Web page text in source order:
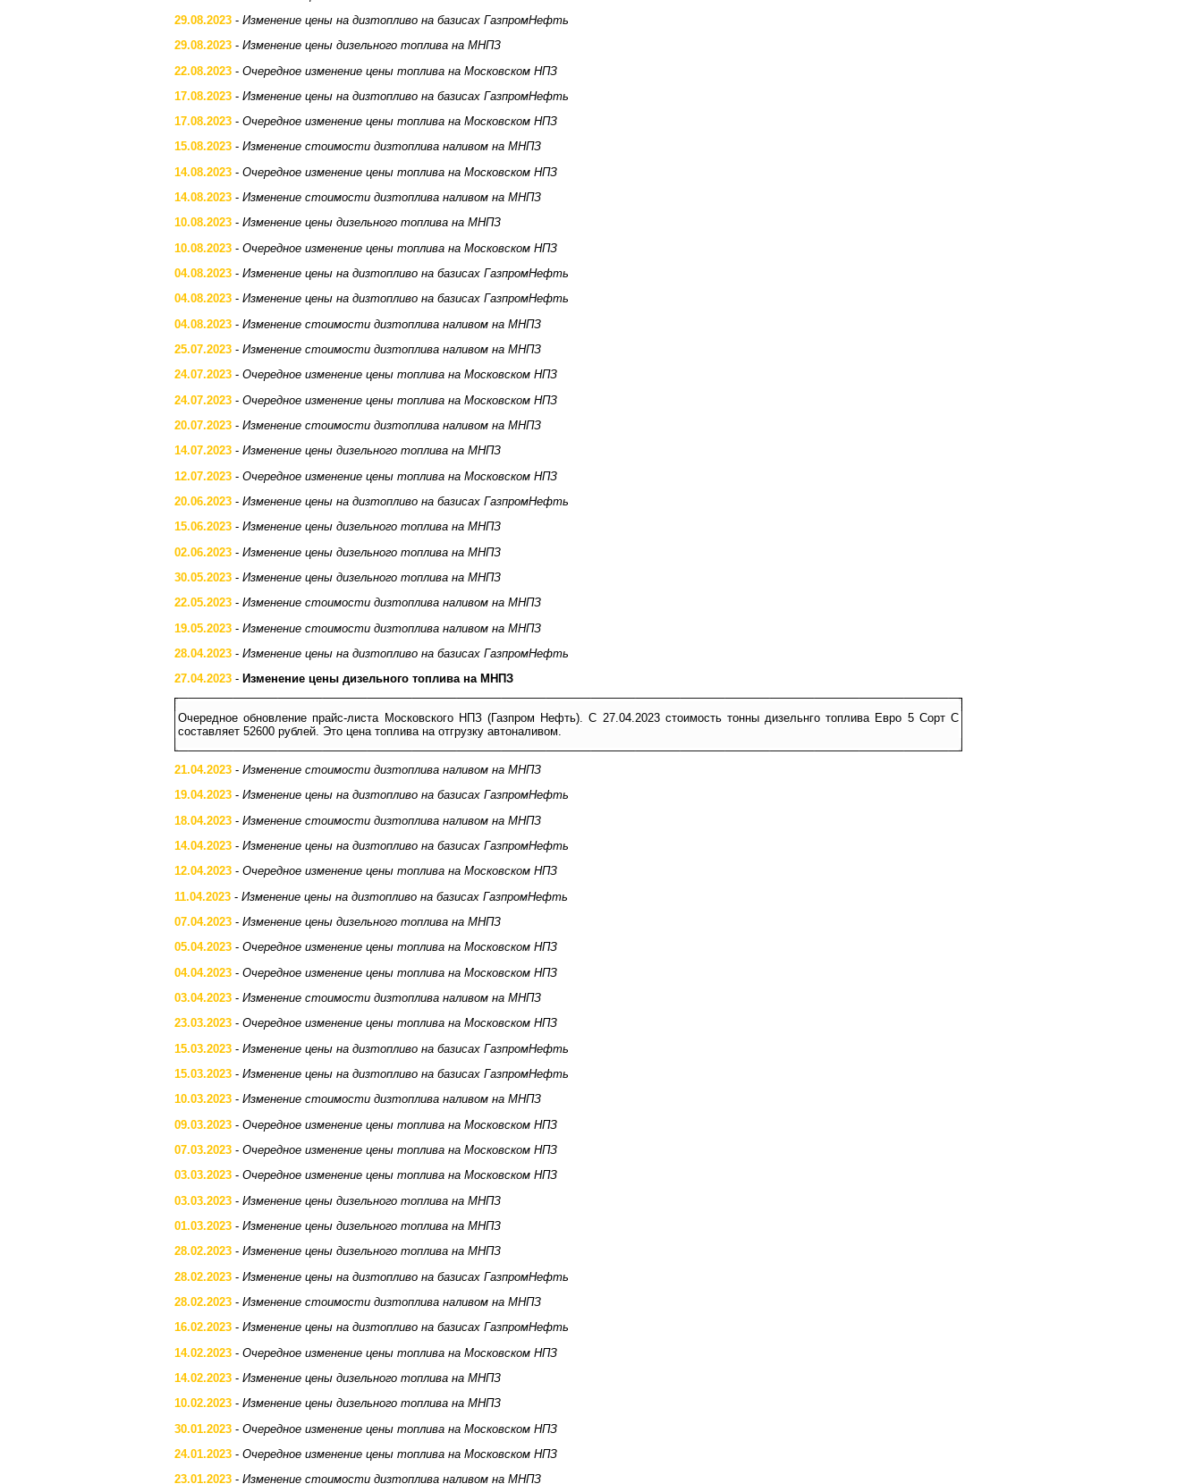
29.08.2023 - Изменение цены на дизтопливо на базисах ГазпромНефть
29.08.2023 - Изменение цены дизельного топлива на МНПЗ
22.08.2023 - Очередное изменение цены топлива на Московском НПЗ
17.08.2023 - Изменение цены на дизтопливо на базисах ГазпромНефть
17.08.2023 - Очередное изменение цены топлива на Московском НПЗ
15.08.2023 - Изменение стоимости дизтоплива наливом на МНПЗ
14.08.2023 - Очередное изменение цены топлива на Московском НПЗ
14.08.2023 - Изменение стоимости дизтоплива наливом на МНПЗ
10.08.2023 - Изменение цены дизельного топлива на МНПЗ
10.08.2023 - Очередное изменение цены топлива на Московском НПЗ
04.08.2023 - Изменение цены на дизтопливо на базисах ГазпромНефть
04.08.2023 - Изменение цены на дизтопливо на базисах ГазпромНефть
04.08.2023 - Изменение стоимости дизтоплива наливом на МНПЗ
25.07.2023 - Изменение стоимости дизтоплива наливом на МНПЗ
24.07.2023 - Очередное изменение цены топлива на Московском НПЗ
24.07.2023 - Очередное изменение цены топлива на Московском НПЗ
20.07.2023 - Изменение стоимости дизтоплива наливом на МНПЗ
14.07.2023 - Изменение цены дизельного топлива на МНПЗ
12.07.2023 - Очередное изменение цены топлива на Московском НПЗ
20.06.2023 - Изменение цены на дизтопливо на базисах ГазпромНефть
15.06.2023 - Изменение цены дизельного топлива на МНПЗ
02.06.2023 - Изменение цены дизельного топлива на МНПЗ
30.05.2023 - Изменение цены дизельного топлива на МНПЗ
22.05.2023 - Изменение стоимости дизтоплива наливом на МНПЗ
19.05.2023 - Изменение стоимости дизтоплива наливом на МНПЗ
28.04.2023 - Изменение цены на дизтопливо на базисах ГазпромНефть
27.04.2023 - Изменение цены дизельного топлива на МНПЗ
Очередное обновление прайс-листа Московского НПЗ (Газпром Нефть). С 27.04.2023 стоимость тонны дизельнго топлива Евро 5 Сорт C
составляет 52600 рублей. Это цена топлива на отгрузку автоналивом.
21.04.2023 - Изменение стоимости дизтоплива наливом на МНПЗ
19.04.2023 - Изменение цены на дизтопливо на базисах ГазпромНефть
18.04.2023 - Изменение стоимости дизтоплива наливом на МНПЗ
14.04.2023 - Изменение цены на дизтопливо на базисах ГазпромНефть
12.04.2023 - Очередное изменение цены топлива на Московском НПЗ
11.04.2023 - Изменение цены на дизтопливо на базисах ГазпромНефть
07.04.2023 - Изменение цены дизельного топлива на МНПЗ
05.04.2023 - Очередное изменение цены топлива на Московском НПЗ
04.04.2023 - Очередное изменение цены топлива на Московском НПЗ
03.04.2023 - Изменение стоимости дизтоплива наливом на МНПЗ
23.03.2023 - Очередное изменение цены топлива на Московском НПЗ
15.03.2023 - Изменение цены на дизтопливо на базисах ГазпромНефть
15.03.2023 - Изменение цены на дизтопливо на базисах ГазпромНефть
10.03.2023 - Изменение стоимости дизтоплива наливом на МНПЗ
09.03.2023 - Очередное изменение цены топлива на Московском НПЗ
07.03.2023 - Очередное изменение цены топлива на Московском НПЗ
03.03.2023 - Очередное изменение цены топлива на Московском НПЗ
03.03.2023 - Изменение цены дизельного топлива на МНПЗ
01.03.2023 - Изменение цены дизельного топлива на МНПЗ
28.02.2023 - Изменение цены дизельного топлива на МНПЗ
28.02.2023 - Изменение цены на дизтопливо на базисах ГазпромНефть
28.02.2023 - Изменение стоимости дизтоплива наливом на МНПЗ
16.02.2023 - Изменение цены на дизтопливо на базисах ГазпромНефть
14.02.2023 - Очередное изменение цены топлива на Московском НПЗ
14.02.2023 - Изменение цены дизельного топлива на МНПЗ
10.02.2023 - Изменение цены дизельного топлива на МНПЗ
30.01.2023 - Очередное изменение цены топлива на Московском НПЗ
24.01.2023 - Очередное изменение цены топлива на Московском НПЗ
23.01.2023 - Изменение стоимости дизтоплива наливом на МНПЗ